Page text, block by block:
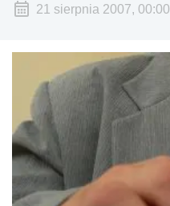
21 sierpnia 2007, 00:00